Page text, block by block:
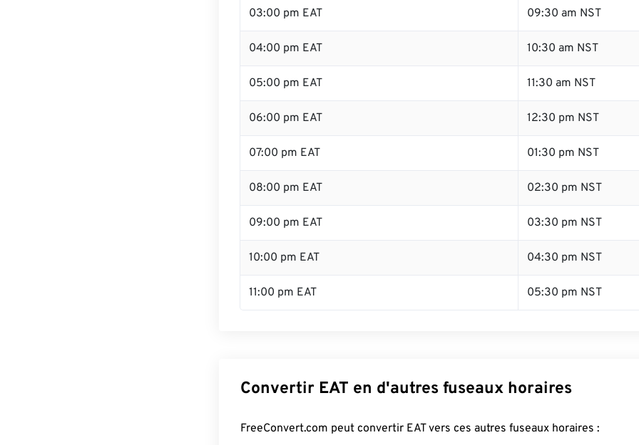
03:00 pm EAT 09:30 am NST
04:00 pm EAT 10:30 am NST
05:00 pm EAT 11:30 am NST
06:00 pm EAT 12:30 pm NST
07:00 pm EAT 01:30 pm NST
08:00 pm EAT 02:30 pm NST
09:00 pm EAT 03:30 pm NST
10:00 pm EAT 04:30 pm NST
11:00 pm EAT 05:30 pm NST
Convertir EAT en d'autres fuseaux horaires
FreeConvert.com peut convertir EAT vers ces autres fuseaux horaires :